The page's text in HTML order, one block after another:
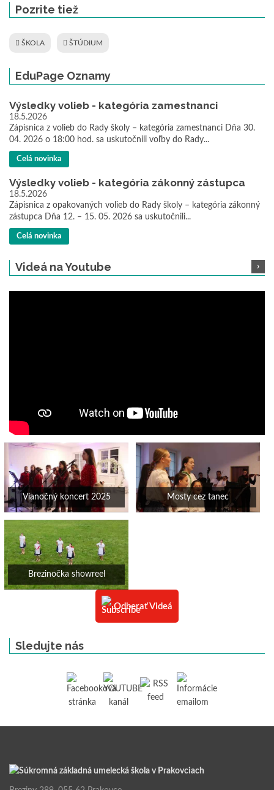
Pozrite tiež
ŠKOLA ŠTÚDIUM
EduPage Oznamy
Výsledky volieb - kategória zamestnanci
18.5.2026
Zápisnica z volieb do Rady školy – kategória zamestnanci Dňa 30.
04. 2026 o 18:00 hod. sa uskutočnili voľby do Rady...
Celá novinka
Výsledky volieb - kategória zákonný zástupca
18.5.2026
Zápisnica z opakovaných volieb do Rady školy – kategória zákonný
zástupca Dňa 12. – 15. 05. 2026 sa uskutočnili...
Celá novinka
Videá na Youtube
Odberať Videá
Vianočný koncert 2025 Mosty cez tanec
Brezinočka showreel
Sledujte nás